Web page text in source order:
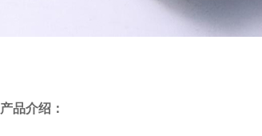
产品介绍：